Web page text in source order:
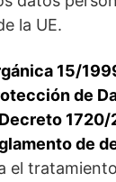
la UE.
15/
de
1720/
de
el